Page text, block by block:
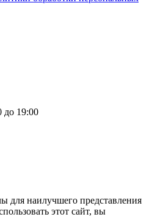
до 19:00
для наилучшего представления
этот сайт, вы